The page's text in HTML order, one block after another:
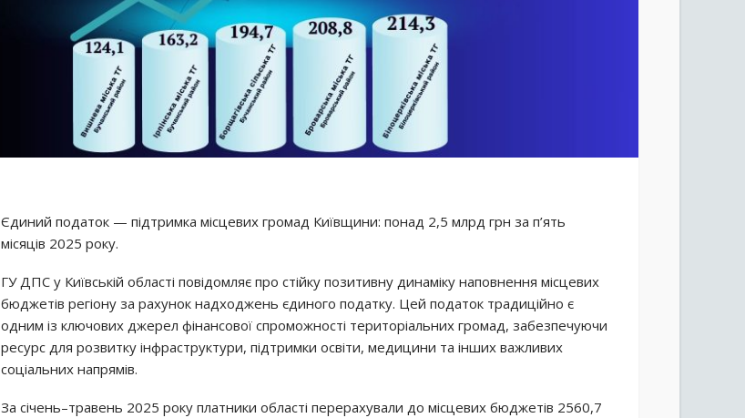
Єдиний податок — підтримка місцевих громад Київщини: понад 2,5 млрд грн за п’ять
місяців 2025 року.
ГУ ДПС у Київській області повідомляє про стійку позитивну динаміку наповнення місцевих
бюджетів регіону за рахунок надходжень єдиного податку. Цей податок традиційно є
одним із ключових джерел фінансової спроможності територіальних громад, забезпечуючи
ресурс для розвитку інфраструктури, підтримки освіти, медицини та інших важливих
соціальних напрямів.
За січень–травень 2025 року платники області перерахували до місцевих бюджетів 2560,7